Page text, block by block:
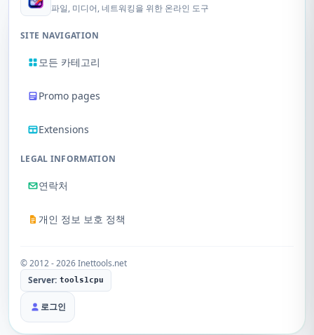
파일, 미디어, 네트워킹을 위한 온라인 도구
SITE NAVIGATION
모든 카테고리
Promo pages
Extensions
LEGAL INFORMATION
연락처
개인 정보 보호 정책
© 2012 - 2026 Inettools.net
Server: tools1cpu
로그인